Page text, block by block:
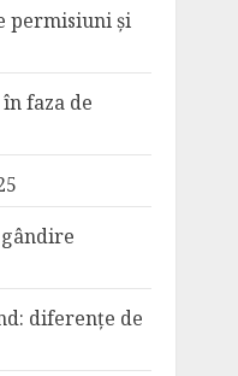
permisiuni și
faza de
diferențe de